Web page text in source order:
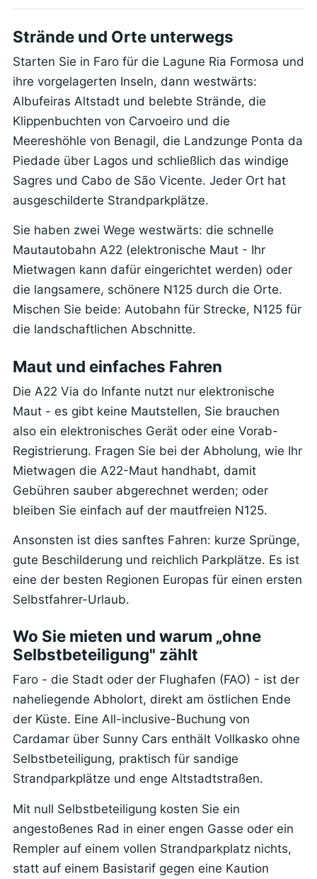
Strände und Orte unterwegs
Starten Sie in Faro für die Lagune Ria Formosa und
ihre vorgelagerten Inseln, dann westwärts:
Albufeiras Altstadt und belebte Strände, die
Klippenbuchten von Carvoeiro und die
Meereshöhle von Benagil, die Landzunge Ponta da
Piedade über Lagos und schließlich das windige
Sagres und Cabo de São Vicente. Jeder Ort hat
ausgeschilderte Strandparkplätze.
Sie haben zwei Wege westwärts: die schnelle
Mautautobahn A22 (elektronische Maut - Ihr
Mietwagen kann dafür eingerichtet werden) oder
die langsamere, schönere N125 durch die Orte.
Mischen Sie beide: Autobahn für Strecke, N125 für
die landschaftlichen Abschnitte.
Maut und einfaches Fahren
Die A22 Via do Infante nutzt nur elektronische
Maut - es gibt keine Mautstellen, Sie brauchen
also ein elektronisches Gerät oder eine Vorab-
Registrierung. Fragen Sie bei der Abholung, wie Ihr
Mietwagen die A22-Maut handhabt, damit
Gebühren sauber abgerechnet werden; oder
bleiben Sie einfach auf der mautfreien N125.
Ansonsten ist dies sanftes Fahren: kurze Sprünge,
gute Beschilderung und reichlich Parkplätze. Es ist
eine der besten Regionen Europas für einen ersten
Selbstfahrer-Urlaub.
Wo Sie mieten und warum „ohne
Selbstbeteiligung" zählt
Faro - die Stadt oder der Flughafen (FAO) - ist der
naheliegende Abholort, direkt am östlichen Ende
der Küste. Eine All-inclusive-Buchung von
Cardamar über Sunny Cars enthält Vollkasko ohne
Selbstbeteiligung, praktisch für sandige
Strandparkplätze und enge Altstadtstraßen.
Mit null Selbstbeteiligung kosten Sie ein
angestoßenes Rad in einer engen Gasse oder ein
Rempler auf einem vollen Strandparkplatz nichts,
statt auf einem Basistarif gegen eine Kaution